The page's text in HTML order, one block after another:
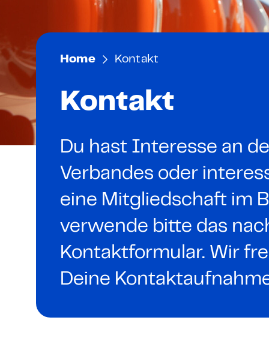
Unternehmen
Codes of Conduct
Für Bildungsanbieter
Bildungspartner werden
AI Impact Manager –
AI Basic – E-Learning &
Digital Sales Expert
IT
Cybersecurity
Grundlagen
Grundlagen
Weitere
Netzwerk
Home Kontakt
Kontakt
Du hast Interesse an
Verbandes oder
eine Mitgliedschaft im
verwende bitte das
Kontaktformular. Wir
Deine